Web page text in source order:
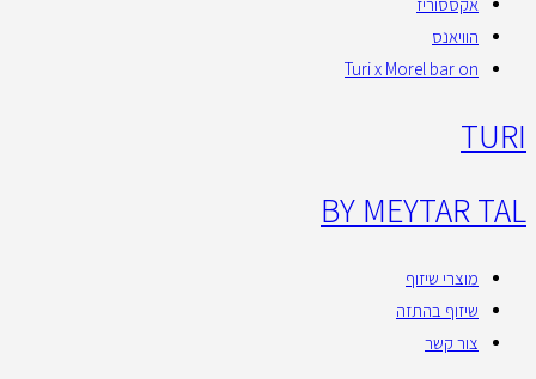
הוויאנס
Turi x Morel bar on
TURI
BY MEYTAR TAL
מוצרי שיזוף
שיזוף בהתזה
צור קשר